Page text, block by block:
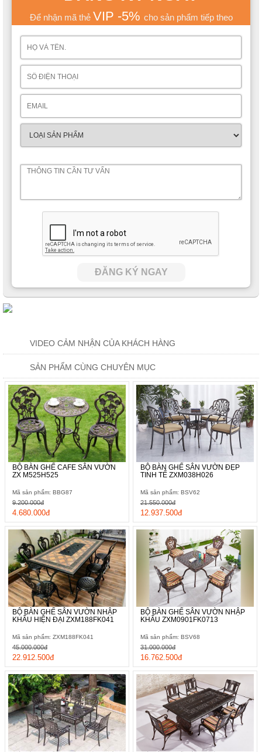
Để nhận mã thẻ VIP -5% cho sản phẩm tiếp theo
ĐĂNG KÝ NGAY
VIDEO CẢM NHẬN CỦA KHÁCH HÀNG
SẢN PHẨM CÙNG CHUYÊN MỤC
BỘ BÀN GHẾ CAFE SÂN VƯỜN
ZX M525H525
Mã sản phẩm: BBG87
4.680.000đ
9.200.000đ
BỘ BÀN GHẾ SÂN VƯỜN ĐẸP
TINH TẾ ZXM038H026
Mã sản phẩm: BSV62
12.937.500đ
21.550.000đ
BỘ BÀN GHẾ SÂN VƯỜN NHẬP
KHẨU HIỆN ĐẠI ZXM188FK041
Mã sản phẩm: ZXM188FK041
22.912.500đ
45.000.000đ
BỘ BÀN GHẾ SÂN VƯỜN NHẬP
KHẨU ZXM0901FK0713
Mã sản phẩm: BSV68
16.762.500đ
31.000.000đ